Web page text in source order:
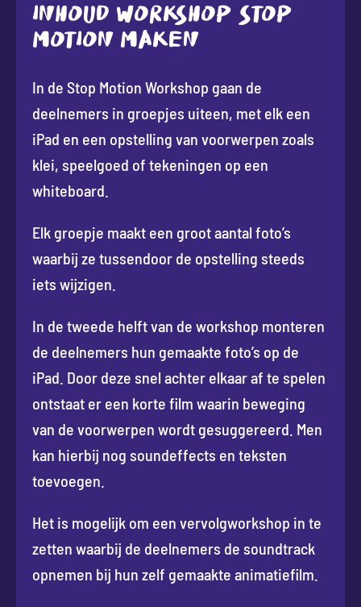
INHOUD WORKSHOP STOP
MOTION MAKEN
In de Stop Motion Workshop gaan de
deelnemers in groepjes uiteen, met elk een
iPad en een opstelling van voorwerpen zoals
klei, speelgoed of tekeningen op een
whiteboard.
Elk groepje maakt een groot aantal foto’s
waarbij ze tussendoor de opstelling steeds
iets wijzigen.
In de tweede helft van de workshop monteren
de deelnemers hun gemaakte foto’s op de
iPad. Door deze snel achter elkaar af te spelen
ontstaat er een korte film waarin beweging
van de voorwerpen wordt gesuggereerd. Men
kan hierbij nog soundeffects en teksten
toevoegen.
Het is mogelijk om een vervolgworkshop in te
zetten waarbij de deelnemers de soundtrack
opnemen bij hun zelf gemaakte animatiefilm.